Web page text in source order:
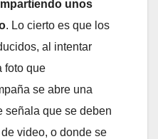
unos
. Lo cierto es que los
al intentar
foto que
se abre una
señala que se deben
video, o donde se